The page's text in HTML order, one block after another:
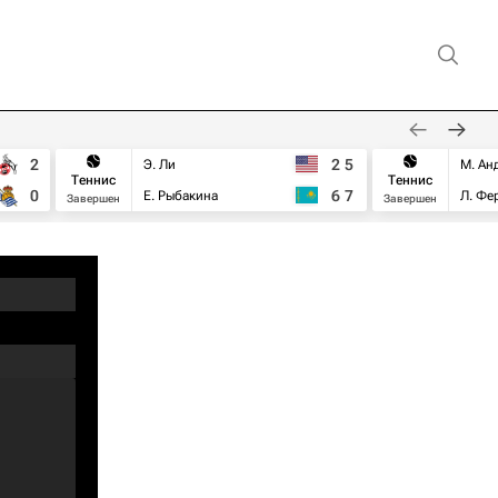
2
0
Теннис
Завершен
Э. Ли
Е. Рыбакина
2 5
6 7
Теннис
Завершен
М.
Л.